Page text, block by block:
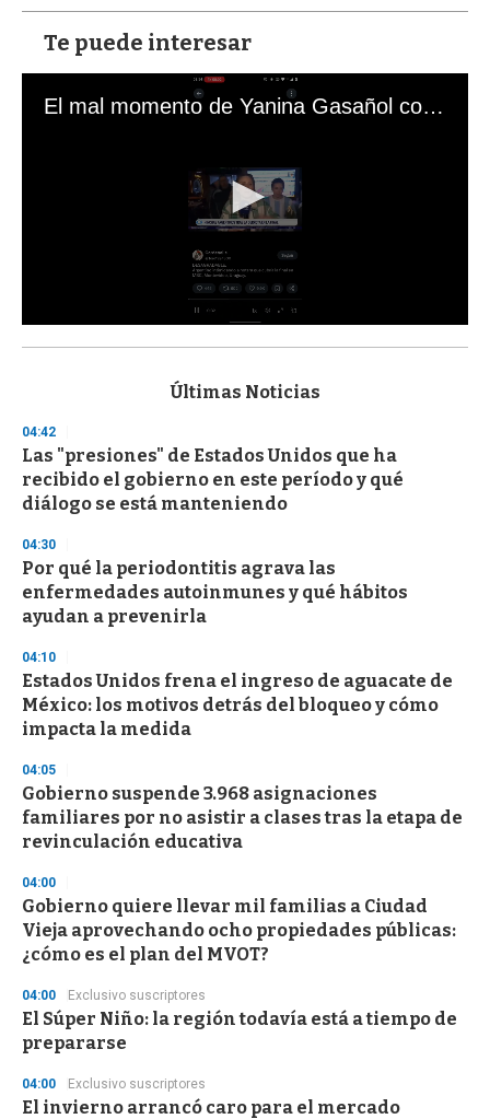
Te puede interesar
El mal momento de Yanina Gasañol con un hincha argentino en "Subrayado"
s
d
s
o
f
3
s
e
c
o
n
Últimas Noticias
04:42
Las "presiones" de Estados Unidos que ha
recibido el gobierno en este período y qué
diálogo se está manteniendo
04:30
Por qué la periodontitis agrava las
enfermedades autoinmunes y qué hábitos
ayudan a prevenirla
04:10
Estados Unidos frena el ingreso de aguacate de
México: los motivos detrás del bloqueo y cómo
impacta la medida
04:05
Gobierno suspende 3.968 asignaciones
familiares por no asistir a clases tras la etapa de
revinculación educativa
04:00
Gobierno quiere llevar mil familias a Ciudad
Vieja aprovechando ocho propiedades públicas:
¿cómo es el plan del MVOT?
04:00 Exclusivo suscriptores
El Súper Niño: la región todavía está a tiempo de
prepararse
04:00 Exclusivo suscriptores
El invierno arrancó caro para el mercado